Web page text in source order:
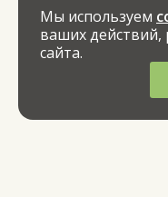
Мы используем
ваших
сайта.